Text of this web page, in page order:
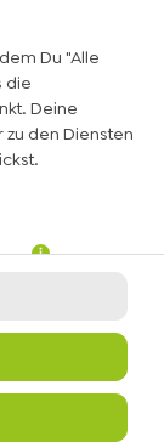
Du "Alle
die
Deine
zu den Diensten